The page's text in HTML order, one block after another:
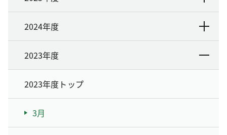
2024年度
2023年度
2023年度トップ
3月